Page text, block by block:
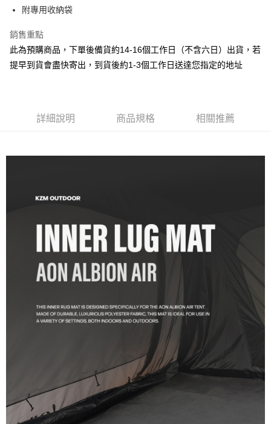
台灣樂天信用卡公司
每筆NT$80，滿NT$490(含以上)免運費
付款後門市自取
附專用收納袋
銷售重點
此為預購商品，下單後備貨約14-16個工作日（不含六日）出貨，若
提早到貨會盡快寄出，到貨後約1-3個工作日送達您指定的地址
詳細說明 商品規格 相關推薦